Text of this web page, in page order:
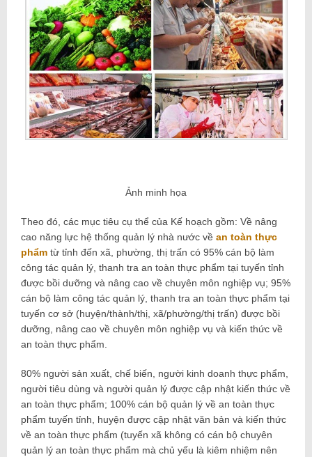
Ảnh minh họa
Theo đó, các mục tiêu cụ thể của Kế hoạch gồm: Về nâng
cao năng lực hệ thống quản lý nhà nước về an toàn thực
phẩm từ tỉnh đến xã, phường, thị trấn có 95% cán bộ làm
công tác quản lý, thanh tra an toàn thực phẩm tại tuyến tỉnh
được bồi dưỡng và nâng cao về chuyên môn nghiệp vụ; 95%
cán bộ làm công tác quản lý, thanh tra an toàn thực phẩm tại
tuyến cơ sở (huyện/thành/thị, xã/phường/thị trấn) được bồi
dưỡng, nâng cao về chuyên môn nghiệp vụ và kiến thức về
an toàn thực phẩm.
80% người sản xuất, chế biến, người kinh doanh thực phẩm,
người tiêu dùng và người quản lý được cập nhật kiến thức về
an toàn thực phẩm; 100% cán bộ quản lý về an toàn thực
phẩm tuyến tỉnh, huyện được cập nhật văn bản và kiến thức
về an toàn thực phẩm (tuyến xã không có cán bộ chuyên
quản lý an toàn thực phẩm mà chủ yếu là kiêm nhiệm nên